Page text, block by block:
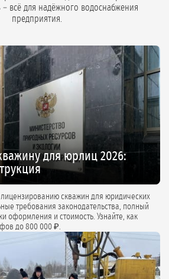
всё для надёжного водоснабжения
предприятия.
для юрлиц 2026:
лицензированию скважин для юридических
полный
оформления и стоимость. Узнайте, как
до 800 000 ₽.